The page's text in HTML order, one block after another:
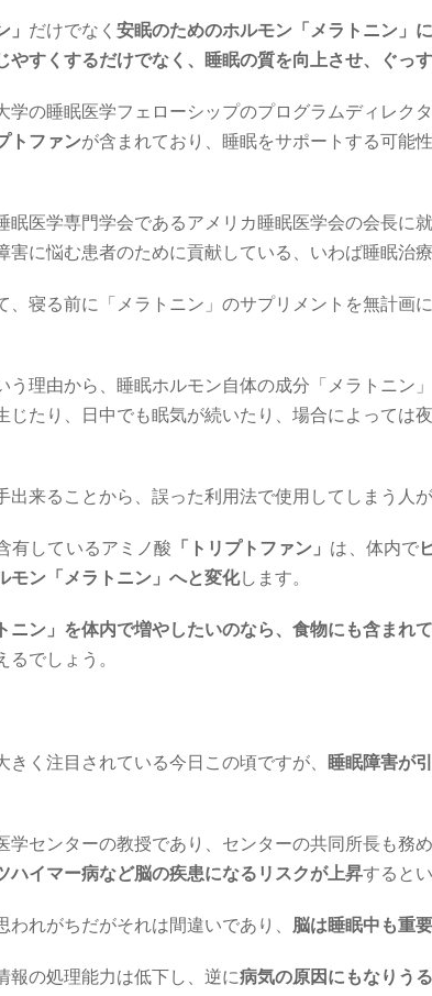
」 だけでなく 安眠のためのホルモン「メラトニン」
すくするだけでなく、睡眠の質を向上させ、ぐっ
学の睡眠医学フェローシップのプログラムディレク
トファンが含まれており、睡眠をサポートする可能
眠医学専門学会であるアメリカ睡眠医学会の会長に
に悩む患者のために貢献している、いわば睡眠治
寝る前に「メラトニン」のサプリメントを無計画
う理由から、睡眠ホルモン自体の成分「メラトニン
たり、日中でも眠気が続いたり、場合によっては
来ることから、誤った利用法で使用してしまう人
有しているアミノ酸 「トリプトファン」 は、体内で
モン「メラトニン」へと変化します。
ニン」を体内で増やしたいのなら、食物にも含まれ
るでしょう。
く注目されている今日この頃ですが、 睡眠障害が
学センターの教授であり、センターの共同所長も務
ハイマー病など脳の疾患になるリスクが上昇すると
れがちだがそれは間違いであり、 脳は睡眠中も重
報の処理能力は低下し、逆に病気の原因にもなりう